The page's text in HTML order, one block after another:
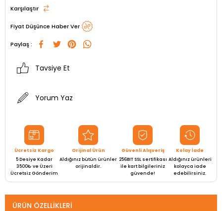
Karşılaştır
Fiyat Düşünce Haber Ver
Paylaş :
Tavsiye Et
Yorum Yaz
Ücretsiz Kargo
5 Desiye Kadar
3500₺ ve Üzeri
Ücretsiz Gönderim
Orijinal Ürün
Aldığınız bütün ürünler
orijinaldir.
Güvenli Alışveriş
256BIT SSL sertifikası
ile kart bilgileriniz
güvende!
Kolay İade
Aldığınız ürünleri
kolayca iade
edebilirsiniz.
ÜRÜN ÖZELLIKLERI